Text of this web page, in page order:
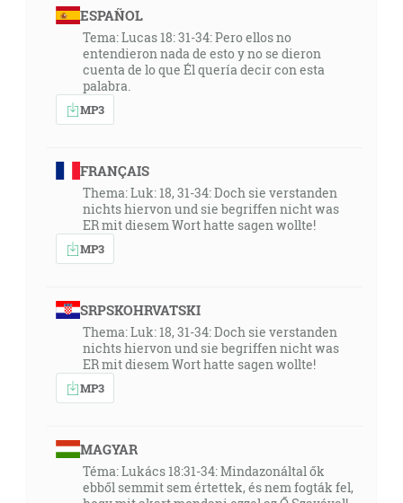
ESPAÑOL
Tema: Lucas 18: 31-34: Pero ellos no
entendieron nada de esto y no se dieron
cuenta de lo que Él quería decir con esta
palabra.
MP3
FRANÇAIS
Thema: Luk: 18, 31-34: Doch sie verstanden
nichts hiervon und sie begriffen nicht was
ER mit diesem Wort hatte sagen wollte!
MP3
SRPSKOHRVATSKI
Thema: Luk: 18, 31-34: Doch sie verstanden
nichts hiervon und sie begriffen nicht was
ER mit diesem Wort hatte sagen wollte!
MP3
MAGYAR
Téma: Lukács 18:31-34: Mindazonáltal ők
ebből semmit sem értettek, és nem fogták fel,